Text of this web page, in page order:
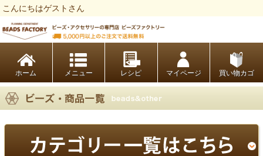
こんにちはゲストさん
ホーム レシピ マイページ 買い物カゴ